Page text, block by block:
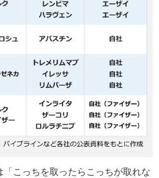
こっちを取ったらこっちが取れな